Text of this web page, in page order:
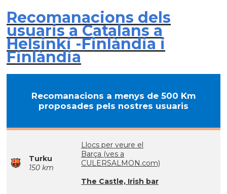
Recomanacions dels
usuaris a Catalans a
Helsinki -Finlàndia i
Finlàndia
Recomanacions a menys de 500 Km
proposades pels nostres usuaris
Turku
150 km
Llocs per veure el
Barça (ves a
CULERSALMON.com)
The Castle, Irish bar